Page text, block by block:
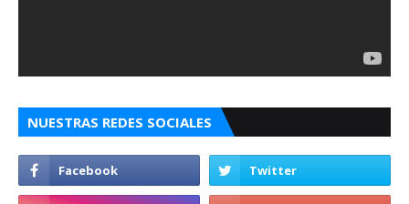
NUESTRAS REDES SOCIALES